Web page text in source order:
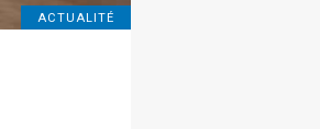
ACTUALITÉ